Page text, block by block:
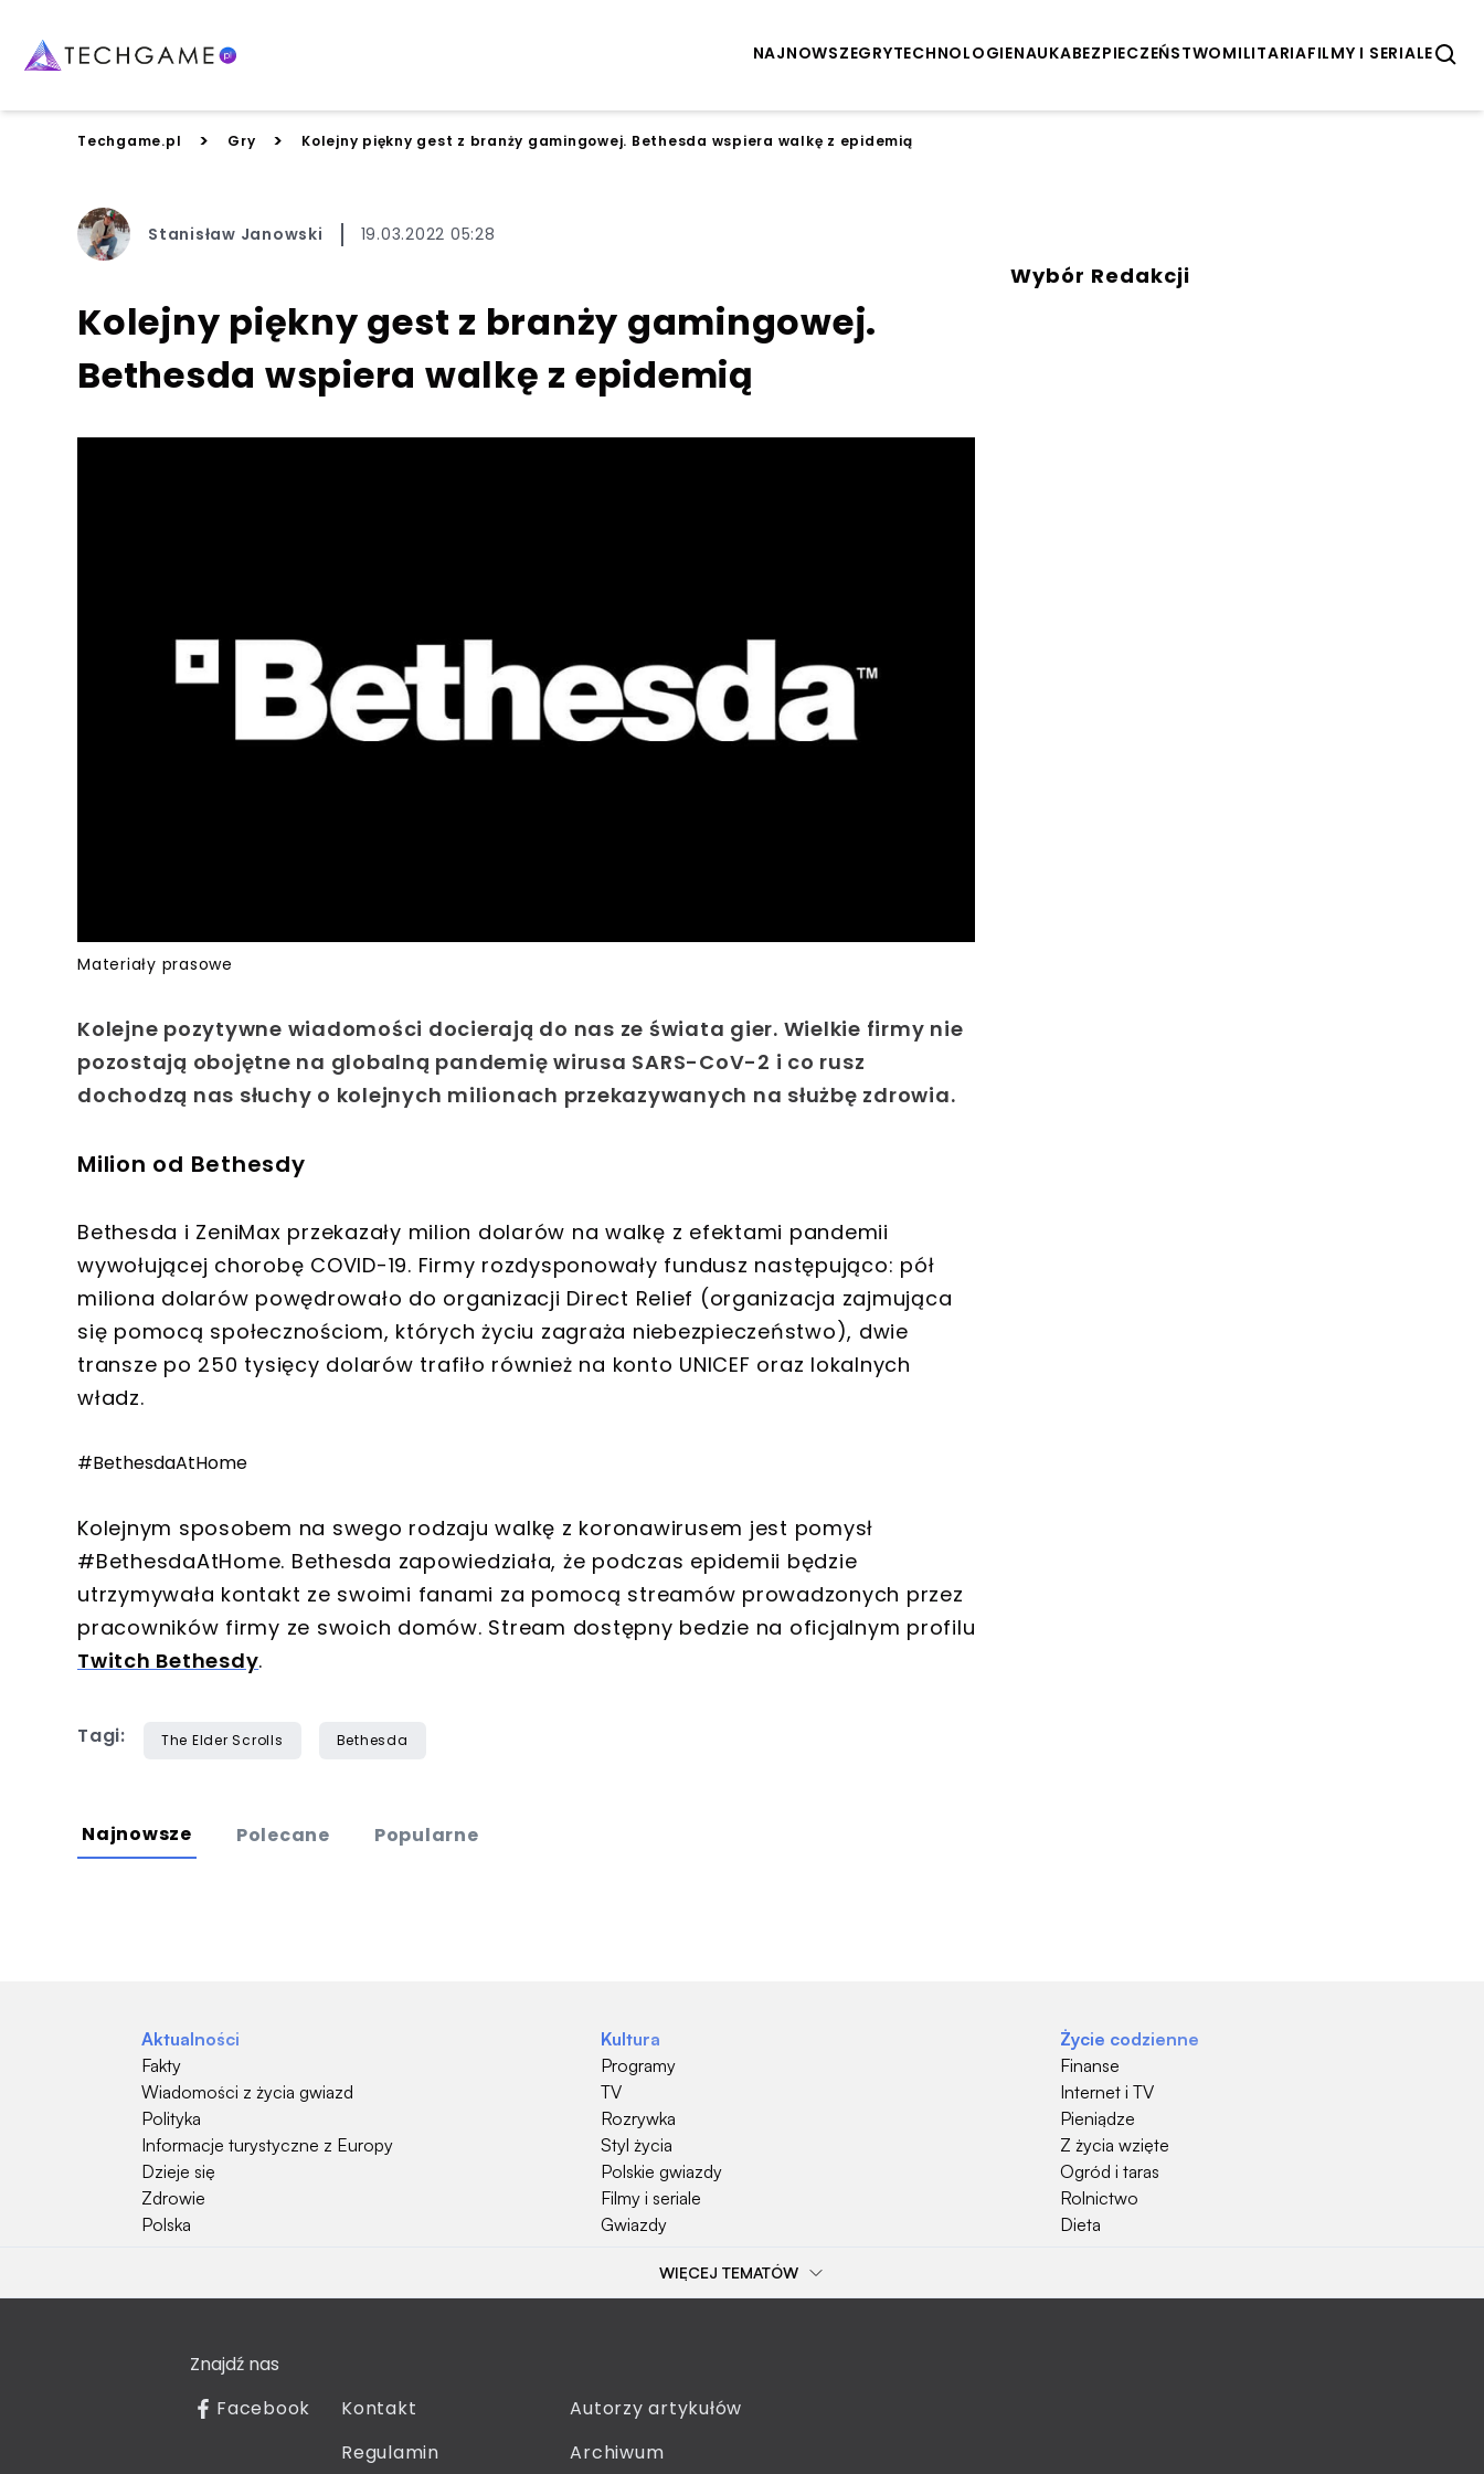
NAJNOWSZEGRYTECHNOLOGIENAUKABEZPIECZEŃSTWOMILITARIAFILMY I SERIALE
Techgame.pl > Gry > Kolejny piękny gest z branży gamingowej. Bethesda wspiera walkę z epidemią
Stanisław Janowski 19.03.2022 05:28
Kolejny piękny gest z branży gamingowej.
Bethesda wspiera walkę z epidemią
Materiały prasowe
Kolejne pozytywne wiadomości docierają do nas ze świata gier. Wielkie firmy nie
pozostają obojętne na globalną pandemię wirusa SARS-CoV-2 i co rusz
dochodzą nas słuchy o kolejnych milionach przekazywanych na służbę zdrowia.
Milion od Bethesdy
Bethesda i ZeniMax przekazały milion dolarów na walkę z efektami pandemii
wywołującej chorobę COVID-19. Firmy rozdysponowały fundusz następująco: pół
miliona dolarów powędrowało do organizacji Direct Relief (organizacja zajmująca
się pomocą społecznościom, których życiu zagraża niebezpieczeństwo), dwie
transze po 250 tysięcy dolarów trafiło również na konto UNICEF oraz lokalnych
władz.
#BethesdaAtHome
Kolejnym sposobem na swego rodzaju walkę z koronawirusem jest pomysł
#BethesdaAtHome. Bethesda zapowiedziała, że podczas epidemii będzie
utrzymywała kontakt ze swoimi fanami za pomocą streamów prowadzonych przez
pracowników firmy ze swoich domów. Stream dostępny bedzie na oficjalnym profilu
Twitch Bethesdy.
Tagi: The Elder Scrolls Bethesda
Wybór Redakcji
Najnowsze Polecane Popularne
Aktualności
Fakty
Wiadomości z życia gwiazd
Polityka
Informacje turystyczne z Europy
Dzieje się
Zdrowie
Polska
Kultura
Programy
TV
Rozrywka
Styl życia
Polskie gwiazdy
Filmy i seriale
Gwiazdy
Życie codzienne
Finanse
Internet i TV
Pieniądze
Z życia wzięte
Ogród i taras
Rolnictwo
Dieta
Hobby
Rośliny
Technologia
Popularne tematy
Emerytura
Dzieci
WIĘCEJ TEMATÓW
Znajdź nas
Facebook
Kontakt
Regulamin
Autorzy artykułów
Archiwum